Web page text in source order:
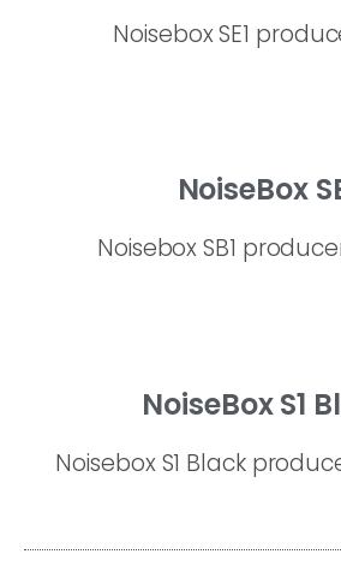
Noisebox SE1
NoiseBox
Noisebox SB1
NoiseBox S1
Noisebox S1 Black